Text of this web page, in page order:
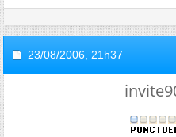
23/08/2006, 21h37